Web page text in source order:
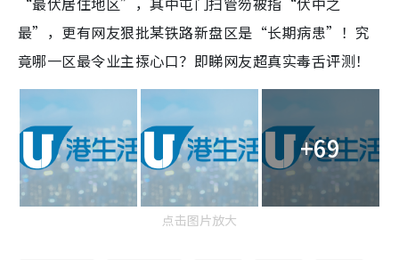
最”，更有网友狠批某铁路新盘区是“长期病患”！究
竟哪一区最令业主揼心口？即睇网友超真实毒舌评测！
+69
点击图片放大